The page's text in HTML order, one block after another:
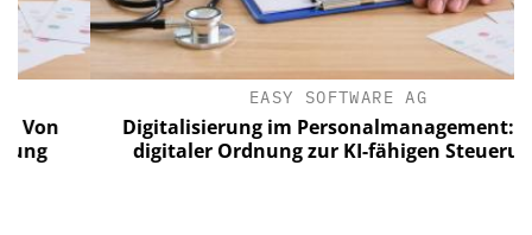
EASY SOFTWARE AG
Digitalisierung im Personalmanagement: Von
digitaler Ordnung zur KI-fähigen Steuerung